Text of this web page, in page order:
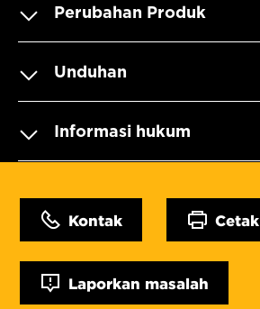
Perubahan Produk
Unduhan
Informasi hukum
Kontak Cetak
Laporkan masalah